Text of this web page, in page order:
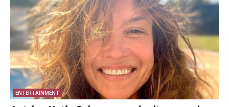
ENTERTAINMENT